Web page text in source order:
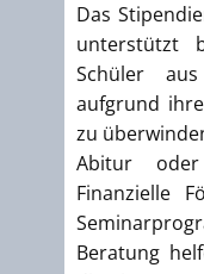
Das
unterstützt
Schüler
aufgrund
zu
Abitur oder
Finanzielle
Beratung